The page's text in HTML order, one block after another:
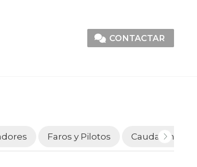
CONTACTAR
Faros y Pilotos Caudalímetros